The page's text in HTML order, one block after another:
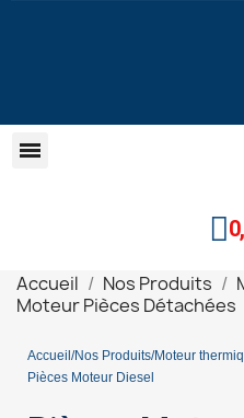
Accueil Nos Produits
Moteur Pièces Détachées
Accueil Nos Produits Moteur
Pièces Moteur Diesel